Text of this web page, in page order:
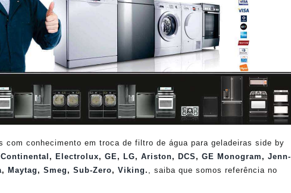
com conhecimento em troca de filtro de água para geladeiras side by
Continental , Electrolux, GE, LG, Ariston, DCS , GE Monogram , Jenn-
, Maytag , Smeg , Sub-Zero, Viking. , saiba que somos referência no